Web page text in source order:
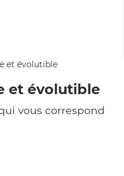
et évolutible
vous correspond